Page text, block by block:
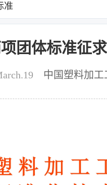
准
团体标准征
中国塑料加